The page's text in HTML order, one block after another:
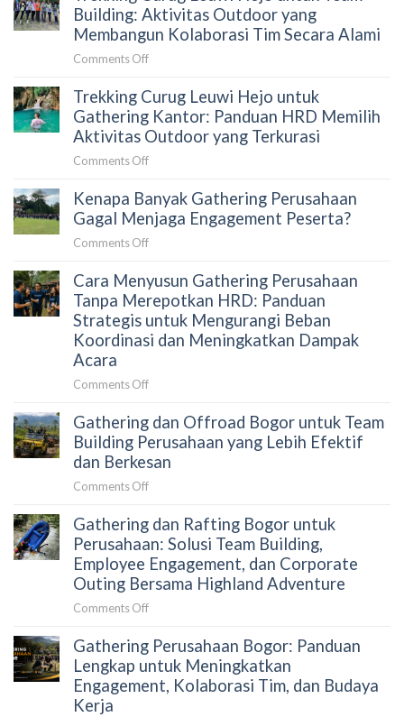
Sebelum
Memilih
Aktivitas
di
Sentul
Garunggang
untuk
Team
Building
yang
Menghubungkan
Secara
Alami
Building: Aktivitas Outdoor yang
Membangun Kolaborasi Tim Secara Alami
Comments Offon
Curug
Leuwi
Hejo
Aktivitas
Outdoor
yang
Kolaborasi
Tim
Secara
Alami
Trekking Curug Leuwi Hejo untuk
Gathering Kantor: Panduan HRD Memilih
Aktivitas Outdoor yang Terkurasi
Comments Offon
Curug
Leuwi
Hejo
Kantor:
Panduan
HRD
Memilih
Outdoor
Terkurasi
Kenapa Banyak Gathering Perusahaan
Gagal Menjaga Engagement Peserta?
Comments Offon
Banyak
Gathering
Perusahaan
Gagal
Menjaga
Peserta?
Cara Menyusun Gathering Perusahaan
Tanpa Merepotkan HRD: Panduan
Strategis untuk Mengurangi Beban
Koordinasi dan Meningkatkan Dampak
Acara
Comments Offon
Menyusun
Gathering
Perusahaan
Panduan
Strategis
untuk
Mengurangi
Beban
dan
Meningkatkan
Dampak
Acara
Gathering dan Offroad Bogor untuk Team
Building Perusahaan yang Lebih Efektif
dan Berkesan
Comments Offon
dan
Offroad
Bogor
untuk
Team
Building
yang
Lebih
Efektif
Gathering dan Rafting Bogor untuk
Perusahaan: Solusi Team Building,
Employee Engagement, dan Corporate
Outing Bersama Highland Adventure
Comments Offon
dan
Rafting
Bogor
untuk
Gathering Perusahaan Bogor: Panduan
Lengkap untuk Meningkatkan
Engagement, Kolaborasi Tim, dan Budaya
Kerja